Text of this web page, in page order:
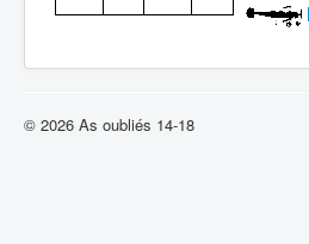
© 2026 As oubliés 14-18